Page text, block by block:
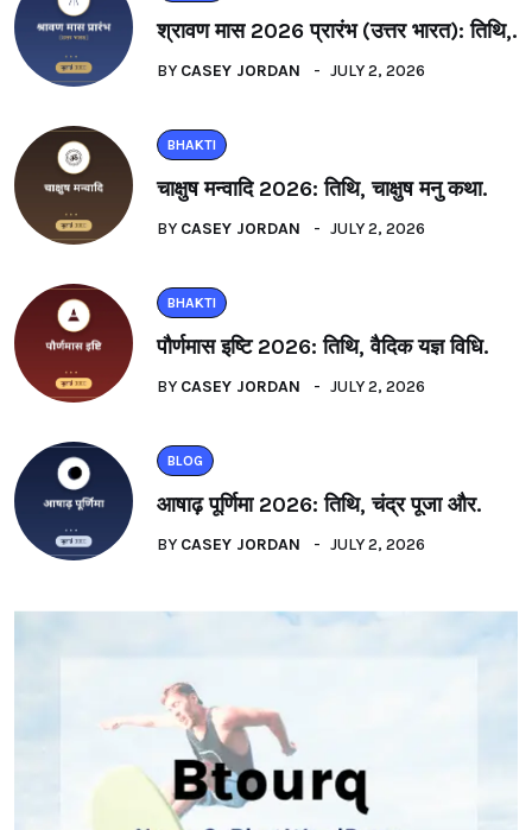
श्रावण मास 2026 प्रारंभ (उत्तर भारत): तिथि,.
BY CASEY JORDAN JULY 2, 2026
BHAKTI
चाक्षुष मन्वादि 2026: तिथि, चाक्षुष मनु कथा.
BY CASEY JORDAN JULY 2, 2026
BHAKTI
पौर्णमास इष्टि 2026: तिथि, वैदिक यज्ञ विधि.
BY CASEY JORDAN JULY 2, 2026
BLOG
आषाढ़ पूर्णिमा 2026: तिथि, चंद्र पूजा और.
BY CASEY JORDAN JULY 2, 2026